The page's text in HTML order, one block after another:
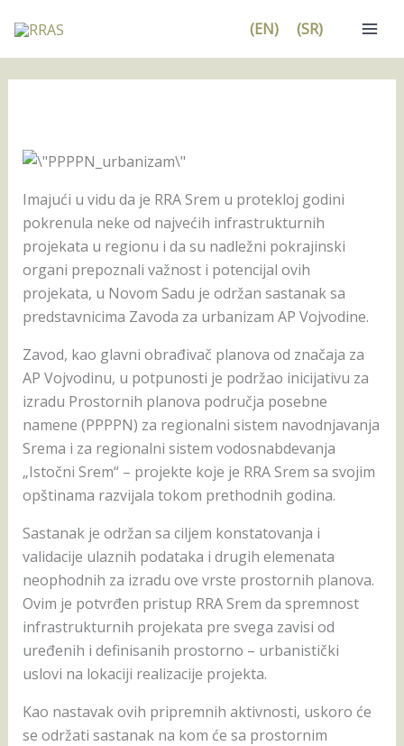
na
sadržaj
(EN) (SR)
Imajući u vidu da je RRA Srem u protekloj godini
pokrenula neke od najvećih infrastrukturnih
projekata u regionu i da su nadležni pokrajinski
organi prepoznali važnost i potencijal ovih
projekata, u Novom Sadu je održan sastanak sa
predstavnicima Zavoda za urbanizam AP Vojvodine.
Zavod, kao glavni obrađivač planova od značaja za
AP Vojvodinu, u potpunosti je podržao inicijativu za
izradu Prostornih planova područja posebne
namene (PPPPN) za regionalni sistem navodnjavanja
Srema i za regionalni sistem vodosnabdevanja
„Istočni Srem“ – projekte koje je RRA Srem sa svojim
opštinama razvijala tokom prethodnih godina.
Sastanak je održan sa ciljem konstatovanja i
validacije ulaznih podataka i drugih elemenata
neophodnih za izradu ove vrste prostornih planova.
Ovim je potvrđen pristup RRA Srem da spremnost
infrastrukturnih projekata pre svega zavisi od
uređenih i definisanih prostorno – urbanistički
uslovi na lokaciji realizacije projekta.
Kao nastavak ovih pripremnih aktivnosti, uskoro će
se održati sastanak na kom će sa prostornim